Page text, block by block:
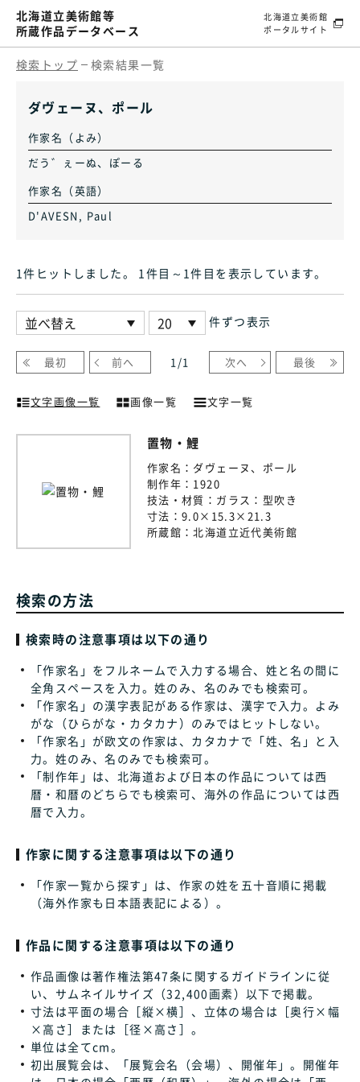
北海道立美術館等
所蔵作品データベース
北海道立美術館
ポータルサイト
検索トップ 検索結果一覧
ダヴェーヌ、ポール
作家名（よみ）
だう゛ぇーぬ、ぽーる
作家名（英語）
D'AVESN, Paul
1件ヒット しました。 1件目～1件目 を表示しています。
件ずつ表示
最初 前へ 1 /1 次へ 最後
文字画像一覧 画像一覧 文字一覧
置物・鯉
作家名： ダヴェーヌ、ポール
制作年： 1920
技法・材質： ガラス：型吹き
寸法： 9.0×15.3×21.3
所蔵館：北海道立近代美術館
検索の方法
検索時の注意事項は以下の通り
「作家名」をフルネームで入力する場合、姓と名の間に
全角スペースを入力。姓のみ、名のみでも検索可。
「作家名」の漢字表記がある作家は、漢字で入力。よみ
がな（ひらがな・カタカナ）のみではヒットしない。
「作家名」が欧文の作家は、カタカナで「姓、名」と入
力。姓のみ、名のみでも検索可。
「制作年」は、北海道および日本の作品については西
暦・和暦のどちらでも検索可、海外の作品については西
暦で入力。
作家に関する注意事項は以下の通り
「作家一覧から探す」は、作家の姓を五十音順に掲載
（海外作家も日本語表記による）。
作品に関する注意事項は以下の通り
作品画像は著作権法第47条に関するガイドラインに従
い、サムネイルサイズ（32,400画素）以下で掲載。
寸法は平面の場合［縦×横］、立体の場合は［奥行×幅
×高さ］または［径×高さ］。
単位は全てcm。
初出展覧会は、「展覧会名（会場）、開催年」。開催年